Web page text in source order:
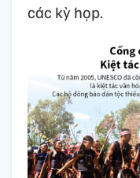
các kỳ họp.